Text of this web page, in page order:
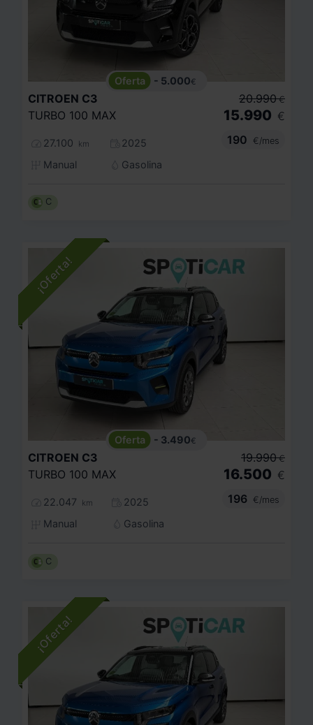
- 5.000€
CITROEN C3
TURBO 100 MAX
27.100 km
2025
Manual
Gasolina
20.990 €
15.990 €
190
€/mes
C
- 3.490€
CITROEN C3
TURBO 100 MAX
22.047 km
2025
Manual
Gasolina
19.990 €
16.500 €
196
€/mes
C